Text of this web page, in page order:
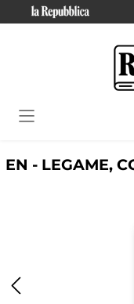
EN - LEGAME,